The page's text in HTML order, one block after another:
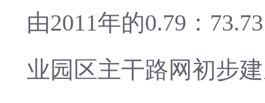
由2011年的0.79：
业园区主干路网初步